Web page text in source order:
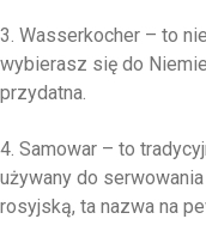
3. Wasserkocher – to
wybierasz się do
przydatna.
4. Samowar – to
używany do
rosyjską, ta nazwa na